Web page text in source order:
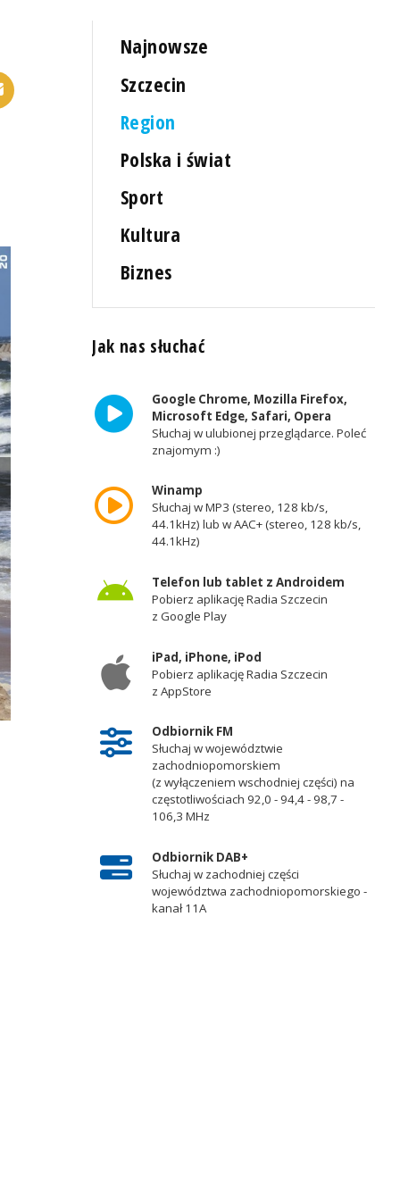
Fot. Przemysław Polanin [Radio Szczecin]
Najnowsze
Szczecin
Region
Polska i świat
Sport
Kultura
Biznes
Jak nas słuchać
Google Chrome, Mozilla Firefox,
Microsoft Edge, Safari, Opera
Słuchaj w ulubionej przeglądarce. Poleć
znajomym :)
Winamp
Słuchaj w MP3 (stereo, 128 kb/s,
44.1kHz) lub w AAC+ (stereo, 128 kb/s,
44.1kHz)
Telefon lub tablet z Androidem
Pobierz aplikację Radia Szczecin
z Google Play
iPad, iPhone, iPod
Pobierz aplikację Radia Szczecin
z AppStore
Odbiornik FM
Słuchaj w województwie
zachodniopomorskiem
(z wyłączeniem wschodniej części) na
częstotliwościach 92,0 - 94,4 - 98,7 -
106,3 MHz
Odbiornik DAB+
Słuchaj w zachodniej części
województwa zachodniopomorskiego -
kanał 11A